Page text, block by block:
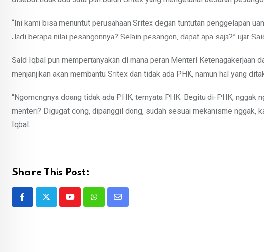
“Ini kami bisa menuntut perusahaan Sritex degan tuntutan penggelapan
Jadi berapa nilai pesangonnya? Selain pesangon, dapat apa saja?” ujar
Said Iqbal pun mempertanyakan di mana peran Menteri Ketenagakerjaan
menjanjikan akan membantu Sritex dan tidak ada PHK, namun hal yang
“Ngomongnya doang tidak ada PHK, ternyata PHK. Begitu di-PHK, nggak
menteri? Digugat dong, dipanggil dong, sudah sesuai mekanisme nggak,
Iqbal.
Share This Post:
YoutubeWhatsappShare